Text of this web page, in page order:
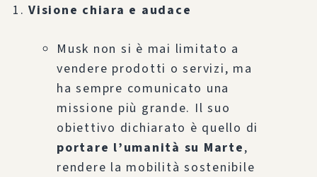
Visione chiara e audace
Musk non si è mai limitato a
vendere prodotti o servizi, ma
ha sempre comunicato una
missione più grande. Il suo
obiettivo dichiarato è quello di
portare l’umanità su Marte,
rendere la mobilità sostenibile